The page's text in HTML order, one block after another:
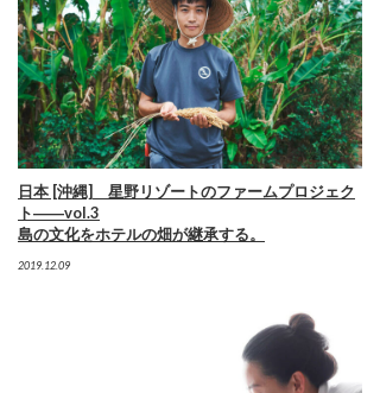
日本 [沖縄] 星野リゾートのファームプロジェク
ト――vol.3
島の文化をホテルの畑が継承する。
2019.12.09